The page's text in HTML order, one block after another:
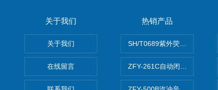
关于我们
关于我们
在线留言
热销产品
SH/T0689紫外荧光测硫仪
ZFY-261C自动闭口闪点测定